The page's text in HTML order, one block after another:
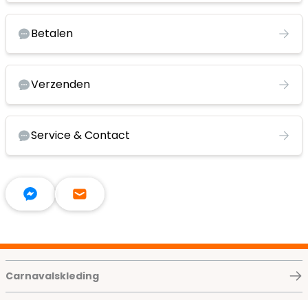
Betalen
Verzenden
Service & Contact
Carnavalskleding